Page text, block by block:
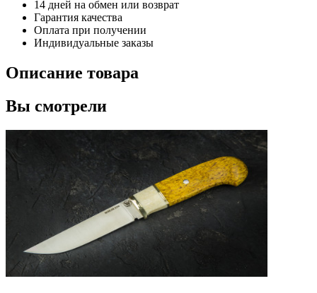
14 дней на обмен или возврат
Гарантия качества
Оплата при получении
Индивидуальные заказы
Описание товара
Вы смотрели